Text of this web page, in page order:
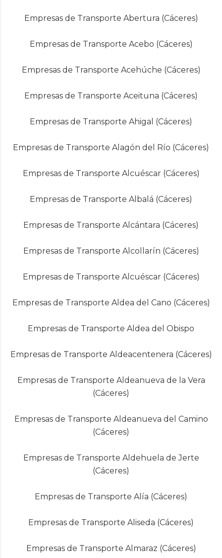
Empresas de Transporte Abertura (Cáceres)
Empresas de Transporte Acebo (Cáceres)
Empresas de Transporte Acehúche (Cáceres)
Empresas de Transporte Aceituna (Cáceres)
Empresas de Transporte Ahigal (Cáceres)
Empresas de Transporte Alagón del Río (Cáceres)
Empresas de Transporte Alcuéscar (Cáceres)
Empresas de Transporte Albalá (Cáceres)
Empresas de Transporte Alcántara (Cáceres)
Empresas de Transporte Alcollarín (Cáceres)
Empresas de Transporte Alcuéscar (Cáceres)
Empresas de Transporte Aldea del Cano (Cáceres)
Empresas de Transporte Aldea del Obispo
Empresas de Transporte Aldeacentenera (Cáceres)
Empresas de Transporte Aldeanueva de la Vera
(Cáceres)
Empresas de Transporte Aldeanueva del Camino
(Cáceres)
Empresas de Transporte Aldehuela de Jerte
(Cáceres)
Empresas de Transporte Alía (Cáceres)
Empresas de Transporte Aliseda (Cáceres)
Empresas de Transporte Almaraz (Cáceres)